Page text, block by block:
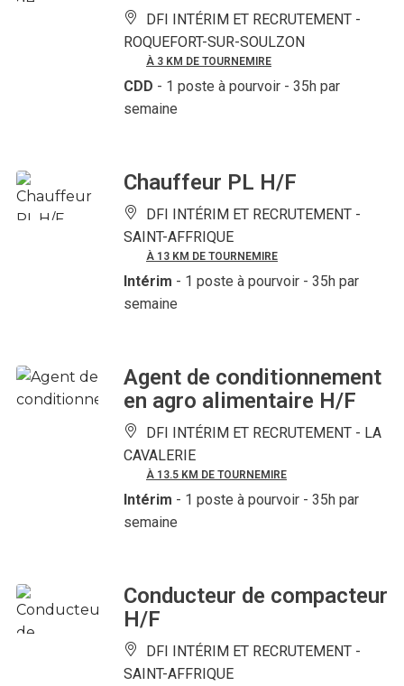
DFI INTÉRIM ET RECRUTEMENT -
ROQUEFORT-SUR-SOULZON
À 3 KM DE TOURNEMIRE
CDD - 1 poste à pourvoir - 35h par
semaine
Chauffeur PL H/F
DFI INTÉRIM ET RECRUTEMENT -
SAINT-AFFRIQUE
À 13 KM DE TOURNEMIRE
Intérim - 1 poste à pourvoir - 35h par
semaine
Agent de conditionnement
en agro alimentaire H/F
DFI INTÉRIM ET RECRUTEMENT - LA
CAVALERIE
À 13.5 KM DE TOURNEMIRE
Intérim - 1 poste à pourvoir - 35h par
semaine
Conducteur de compacteur
H/F
DFI INTÉRIM ET RECRUTEMENT -
SAINT-AFFRIQUE